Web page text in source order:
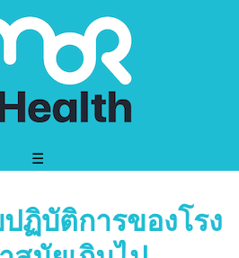
☰
ฏิบัติการของโรง